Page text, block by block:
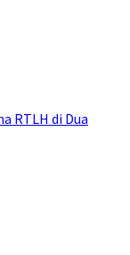
RTLH di Dua